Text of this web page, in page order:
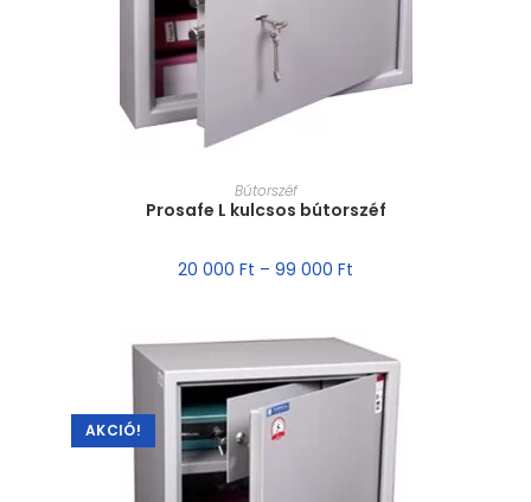
MÉRET VÁLASZTÁSA
Bútorszéf
Prosafe L kulcsos bútorszéf
20 000 Ft – 99 000 Ft
AKCIÓ!